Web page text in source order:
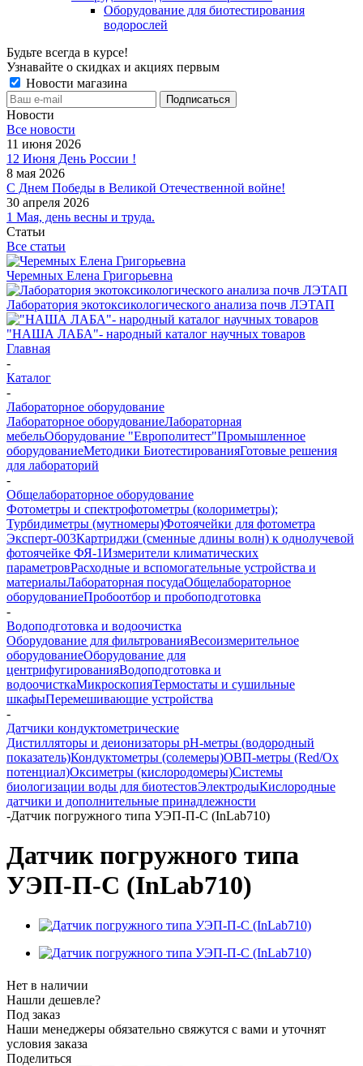
Оборудование для биотестирования
водорослей
Будьте всегда в курсе!
Узнавайте о скидках и акциях первым
Новости магазина
Новости
Все новости
11 июня 2026
12 Июня День России !
8 мая 2026
С Днем Победы в Великой Отечественной войне!
30 апреля 2026
1 Мая, день весны и труда.
Статьи
Все статьи
Черемных Елена Григорьевна
Лаборатория экотоксикологического анализа почв ЛЭТАП
"НАША ЛАБА"- народный каталог научных товаров
Главная
-
Каталог
-
Лабораторное оборудование
Лабораторное оборудованиеЛабораторная
мебельОборудование "Европолитест"Промышленное
оборудованиеМетодики БиотестированияГотовые решения
для лабораторий
-
Общелабораторное оборудование
Фотометры и спектрофотометры (колориметры);
Турбидиметры (мутномеры)Фотоячейки для фотометра
Эксперт-003Картриджи (сменные длины волн) к однолучевой
фотоячейке ФЯ-1Измерители климатических
параметровРасходные и вспомогательные устройства и
материалыЛабораторная посудаОбщелабораторное
оборудованиеПробоотбор и пробоподготовка
-
Водоподготовка и водоочистка
Оборудование для фильтрованияВесоизмерительное
оборудованиеОборудование для
центрифугированияВодоподготовка и
водоочисткаМикроскопияТермостаты и сушильные
шкафыПеремешивающие устройства
-
Датчики кондуктометрические
Дистилляторы и деионизаторы pH-метры (водородный
показатель)Кондуктометры (солемеры)ОВП-метры (Red/Ox
потенциал)Оксиметры (кислородомеры)Системы
биологизации воды для биотестовЭлектродыКислородные
датчики и дополнительные принадлежности
-Датчик погружного типа УЭП-П-С (InLab710)
Датчик погружного типа
УЭП-П-С (InLab710)
Нет в наличии
Нашли дешевле?
Под заказ
Наши менеджеры обязательно свяжутся с вами и уточнят
условия заказа
Поделиться